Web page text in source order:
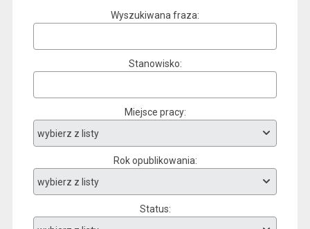
Wyszukiwana fraza
Stanowisko
Miejsce pracy
Rok opublikowania
Status